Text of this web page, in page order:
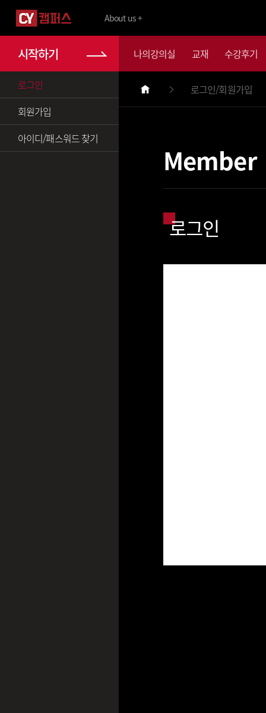
About us +
시작하기 나의강의실 교재 수강후기
로그인/회원가입
로그인
회원가입
아이디/패스워드 찾기
Member
로그인